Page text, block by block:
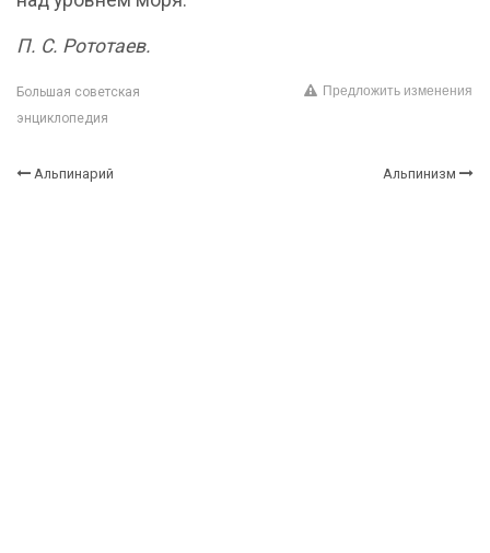
П. С. Рототаев.
Большая советская
энциклопедия
Предложить изменения
Альпинарий Альпинизм